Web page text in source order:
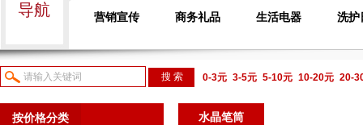
导航
营销宣传 商务礼品 生活电器 洗护
0-3元 3-5元 5-10元 10-20元 20-
议或电话咨询
按价格分类 水晶笔筒